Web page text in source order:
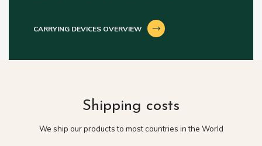
CARRYING DEVICES OVERVIEW
Shipping costs
We ship our products to most countries in the World